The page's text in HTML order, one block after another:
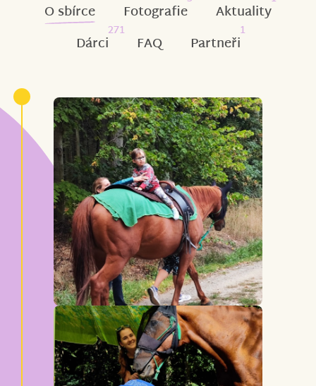
O sbírce Fotografie Aktuality
Dárci
271
FAQ Partneři
1